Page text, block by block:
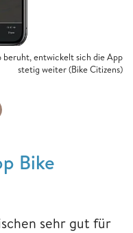
beruht, entwickelt sich die App
stetig weiter (Bike Citizens)
Bike
sehr gut für